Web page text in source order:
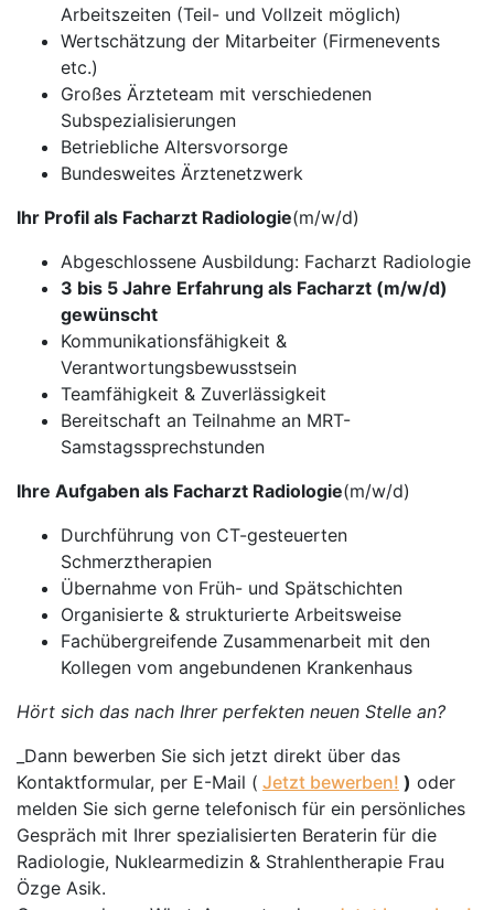
Arbeitszeiten (Teil- und Vollzeit möglich)
Wertschätzung der Mitarbeiter (Firmenevents
etc.)
Großes Ärzteteam mit verschiedenen
Subspezialisierungen
Betriebliche Altersvorsorge
Bundesweites Ärztenetzwerk
Ihr Profil als Facharzt Radiologie(m/w/d)
Abgeschlossene Ausbildung: Facharzt Radiologie
3 bis 5 Jahre Erfahrung als Facharzt (m/w/d)
gewünscht
Kommunikationsfähigkeit &
Verantwortungsbewusstsein
Teamfähigkeit & Zuverlässigkeit
Bereitschaft an Teilnahme an MRT-
Samstagssprechstunden
Ihre Aufgaben als Facharzt Radiologie(m/w/d)
Durchführung von CT-gesteuerten
Schmerztherapien
Übernahme von Früh- und Spätschichten
Organisierte & strukturierte Arbeitsweise
Fachübergreifende Zusammenarbeit mit den
Kollegen vom angebundenen Krankenhaus
Hört sich das nach Ihrer perfekten neuen Stelle an?
_Dann bewerben Sie sich jetzt direkt über das
Kontaktformular, per E-Mail ( Jetzt bewerben! ) oder
melden Sie sich gerne telefonisch für ein persönliches
Gespräch mit Ihrer spezialisierten Beraterin für die
Radiologie, Nuklearmedizin & Strahlentherapie Frau
Özge Asik.